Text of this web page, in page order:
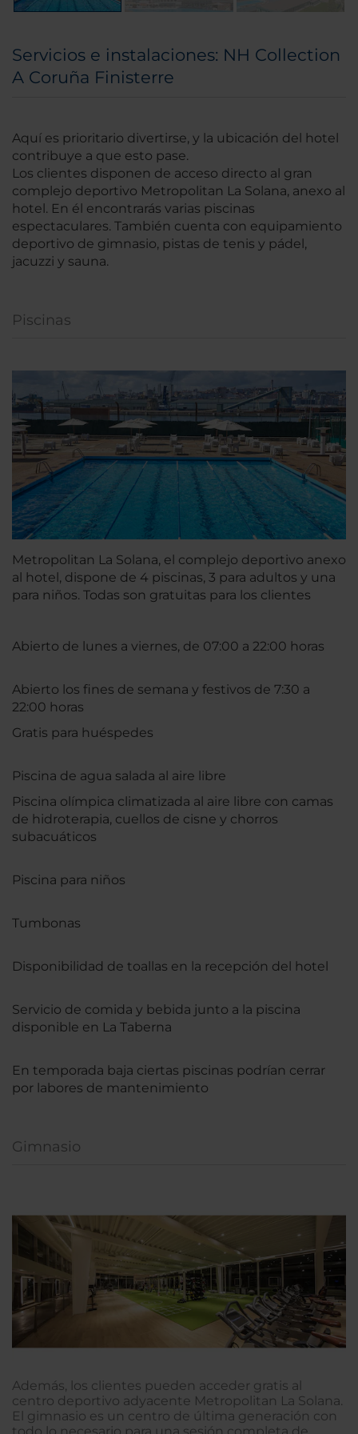
Servicios e instalaciones: NH Collection
A Coruña Finisterre
Aquí es prioritario divertirse, y la ubicación del hotel
contribuye a que esto pase.
Los clientes disponen de acceso directo al gran
complejo deportivo Metropolitan La Solana, anexo al
hotel. En él encontrarás varias piscinas
espectaculares. También cuenta con equipamiento
deportivo de gimnasio, pistas de tenis y pádel,
jacuzzi y sauna.
Piscinas
Metropolitan La Solana, el complejo deportivo anexo
al hotel, dispone de 4 piscinas, 3 para adultos y una
para niños. Todas son gratuitas para los clientes
Abierto de lunes a viernes, de 07:00 a 22:00 horas
Abierto los fines de semana y festivos de 7:30 a
22:00 horas
Gratis para huéspedes
Piscina de agua salada al aire libre
Piscina olímpica climatizada al aire libre con camas
de hidroterapia, cuellos de cisne y chorros
subacuáticos
Piscina para niños
Tumbonas
Disponibilidad de toallas en la recepción del hotel
Servicio de comida y bebida junto a la piscina
disponible en La Taberna
En temporada baja ciertas piscinas podrían cerrar
por labores de mantenimiento
Gimnasio
Además, los clientes pueden acceder gratis al
centro deportivo adyacente Metropolitan La Solana.
El gimnasio es un centro de última generación con